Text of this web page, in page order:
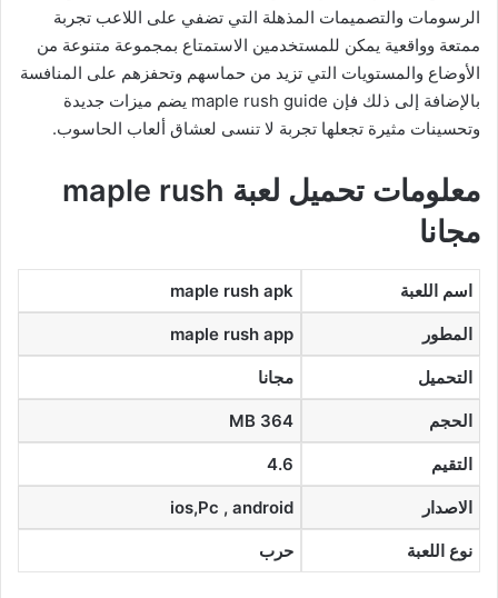
الرسومات والتصميمات المذهلة التي تضفي على اللاعب تجربة
ممتعة وواقعية يمكن للمستخدمين الاستمتاع بمجموعة متنوعة من
الأوضاع والمستويات التي تزيد من حماسهم وتحفزهم على المنافسة
بالإضافة إلى ذلك فإن maple rush guide يضم ميزات جديدة
وتحسينات مثيرة تجعلها تجربة لا تنسى لعشاق ألعاب الحاسوب.
معلومات تحميل لعبة maple rush
مجانا
اسم اللعبة maple rush apk
المطور maple rush app
التحميل مجانا
الحجم 364 MB
التقيم 4.6
الاصدار ios,Pc , android
نوع اللعبة حرب